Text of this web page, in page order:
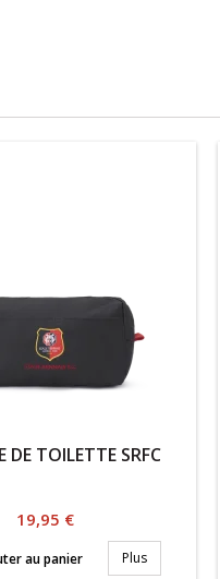
DE TOILETTE SRFC
Prix
19,95 €
au panier Plus